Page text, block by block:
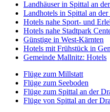
Landhäuser in Spittal an
Landhotels in Spittal an der
Hotels nahe Sport- und
Hotels nahe Stadtpark
Günstige in West-Kärnten
Hotels mit Frühstück in
Gemeinde Mallnitz: Hotels
Flüge zum Millstatt
Flüge zum Seeboden
Flüge zum Spittal an der
Flüge von Spittal an der